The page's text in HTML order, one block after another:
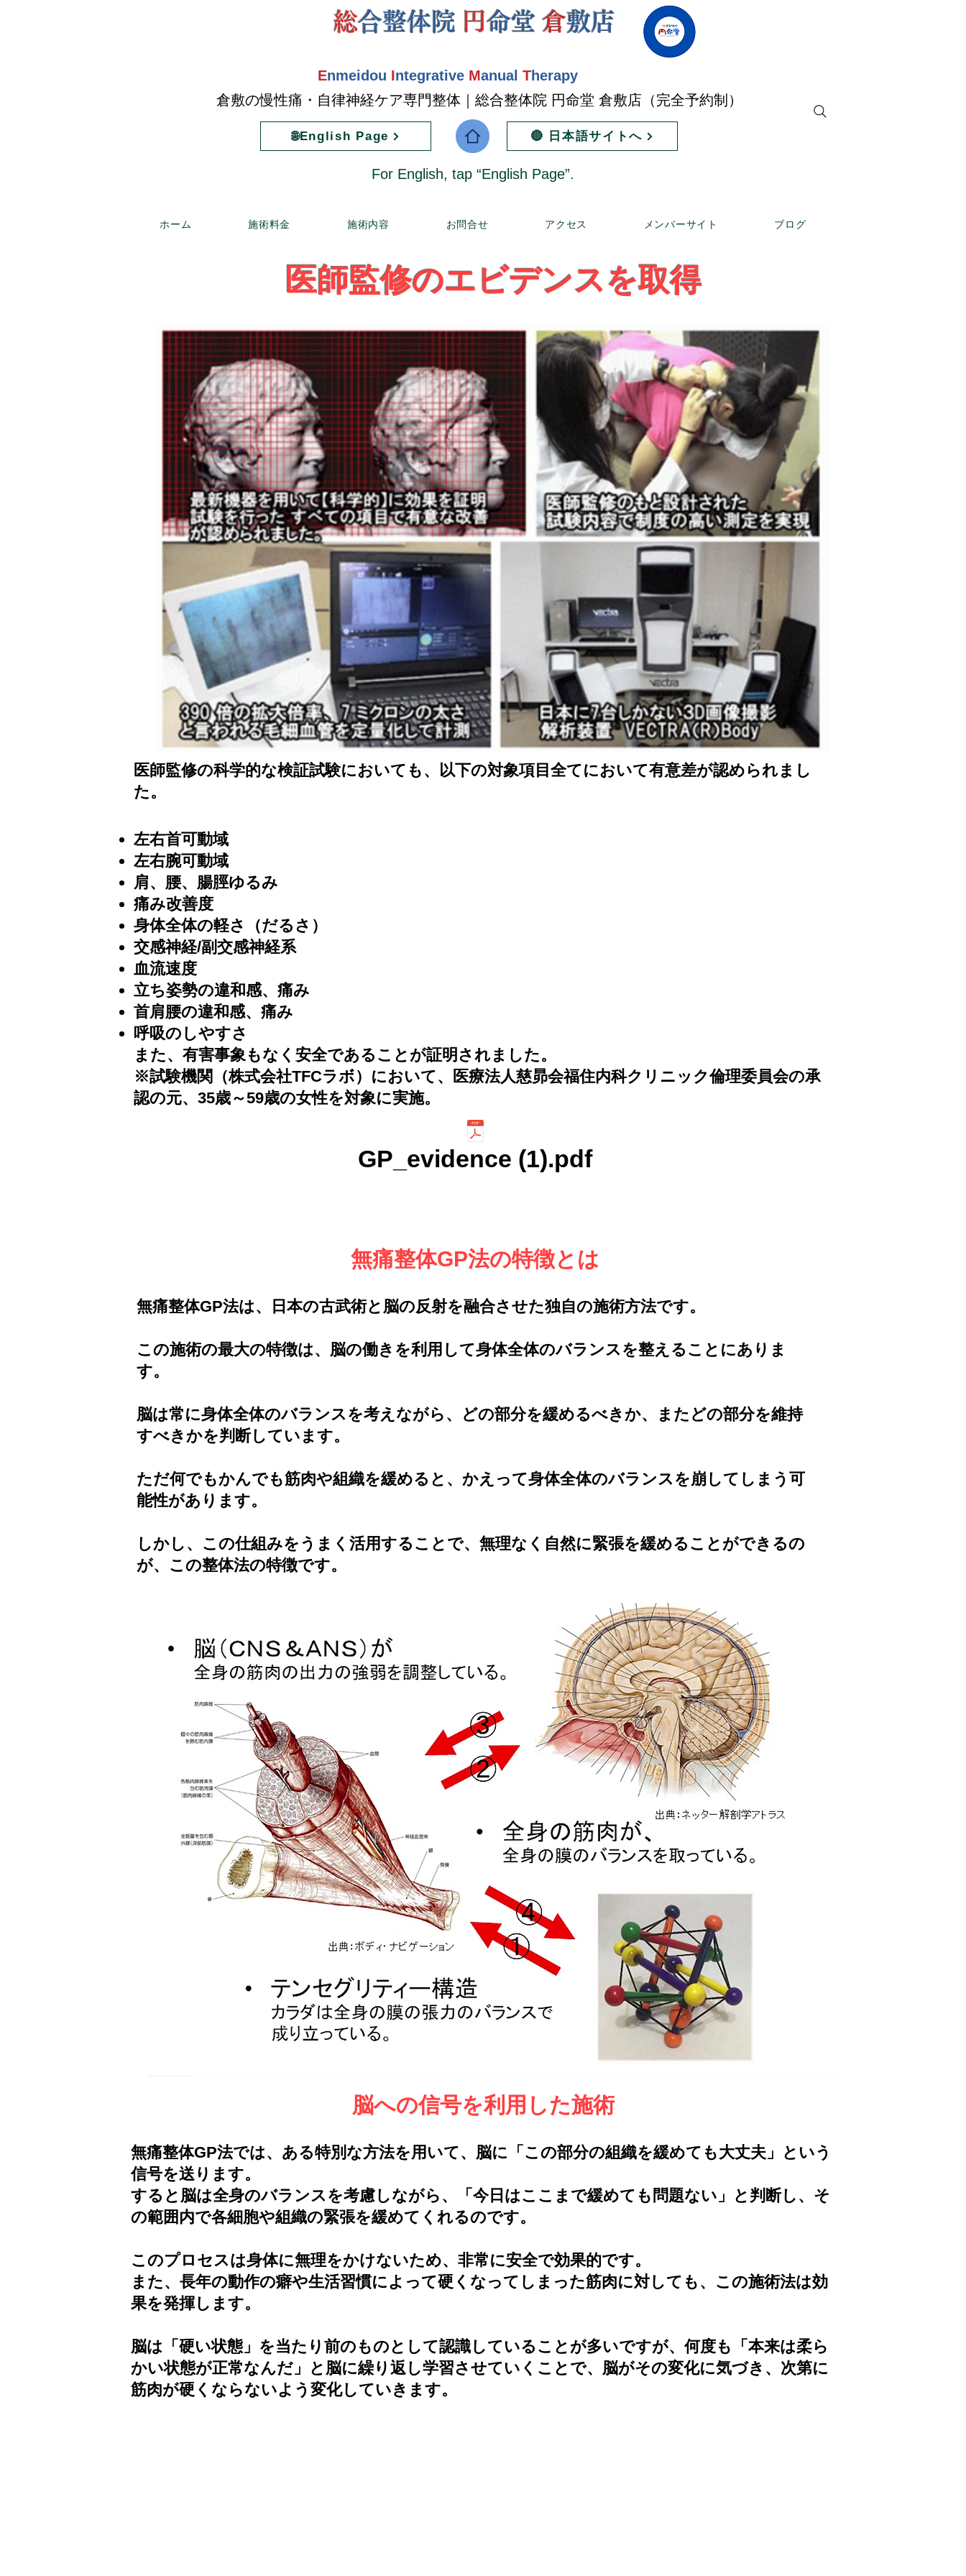
総合整体院 円命堂 倉敷店
Enmeidou Integrative Manual Therapy
倉敷の慢性痛・自律神経ケア専門整体｜総合整体院 円命堂 倉敷店（完全予約制）
🌐English Page 🔴 日本語サイトへ
For English, tap “English Page”.
ホーム 施術料金 施術内容 お問合せ アクセス メンバーサイト ブログ
医師監修のエビデンスを取得
医師監修の科学的な検証試験においても、以下の対象項目全てにおいて有意差が認められまし
た。
左右首可動域
左右腕可動域
肩、腰、腸脛ゆるみ
痛み改善度
身体全体の軽さ（だるさ）
交感神経/副交感神経系
血流速度
立ち姿勢の違和感、痛み
首肩腰の違和感、痛み
呼吸のしやすさ
また、有害事象もなく安全であることが証明されました。
​※試験機関（株式会社TFCラボ）において、医療法人慈昴会福住内科クリニック倫理委員会の承
認の元、35歳～59歳の女性を対象に実施。
GP_evidence (1).pdf
無痛整体GP法の特徴とは
無痛整体GP法は、日本の古武術と脳の反射を融合させた独自の施術方法です。
この施術の最大の特徴は、脳の働きを利用して身体全体のバランスを整えることにありま
す。
脳は常に身体全体のバランスを考えながら、どの部分を緩めるべきか、またどの部分を維持
すべきかを判断しています。
ただ何でもかんでも筋肉や組織を緩めると、かえって身体全体のバランスを崩してしまう可
能性があります。
しかし、この仕組みをうまく活用することで、無理なく自然に緊張を緩めることができるの
が、この整体法の特徴です。
脳への信号を利用した施術
無痛整体GP法では、ある特別な方法を用いて、脳に「この部分の組織を緩めても大丈夫」という
信号を送ります。
すると脳は全身のバランスを考慮しながら、「今日はここまで緩めても問題ない」と判断し、そ
の範囲内で各細胞や組織の緊張を緩めてくれるのです。
このプロセスは身体に無理をかけないため、非常に安全で効果的です。
また、長年の動作の癖や生活習慣によって硬くなってしまった筋肉に対しても、この施術法は効
果を発揮します。
脳は「硬い状態」を当たり前のものとして認識していることが多いですが、何度も「本来は柔ら
かい状態が正常なんだ」と脳に繰り返し学習させていくことで、脳がその変化に気づき、次第に
筋肉が硬くならないよう変化していきます。